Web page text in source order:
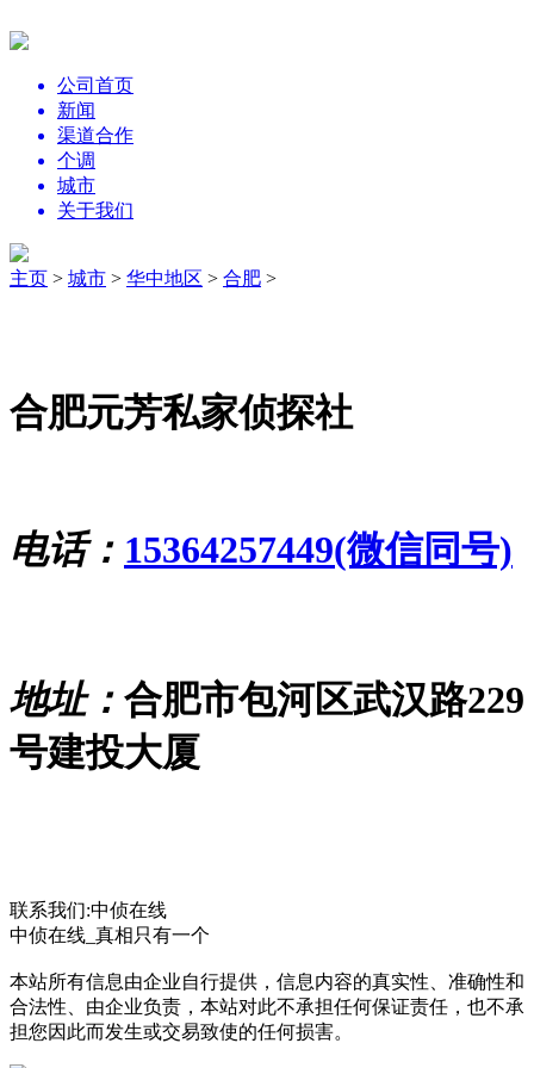
公司首页
新闻
渠道合作
个调
城市
关于我们
主页 > 城市 > 华中地区 > 合肥 >
合肥元芳私家侦探社
电话： 15364257449(微信同号)
地址： 合肥市包河区武汉路229
号建投大厦
联系我们:中侦在线
中侦在线_真相只有一个
本站所有信息由企业自行提供，信息内容的真实性、准确性和
合法性、由企业负责，本站对此不承担任何保证责任，也不承
担您因此而发生或交易致使的任何损害。